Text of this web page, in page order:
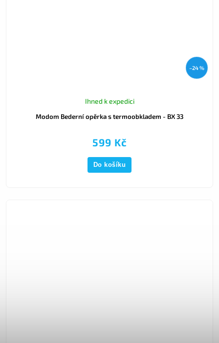
–24 %
Modom Bederní opěrka s termoobkladem - BX 33
Ihned k expedici
599 Kč
Do košíku